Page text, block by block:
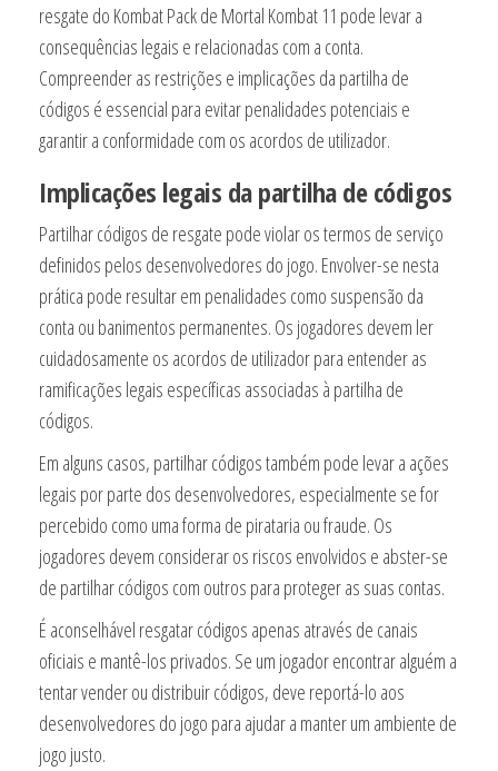
resgate do Kombat Pack de Mortal Kombat 11 pode levar a
consequências legais e relacionadas com a conta.
Compreender as restrições e implicações da partilha de
códigos é essencial para evitar penalidades potenciais e
garantir a conformidade com os acordos de utilizador.
Implicações legais da partilha de códigos
Partilhar códigos de resgate pode violar os termos de serviço
definidos pelos desenvolvedores do jogo. Envolver-se nesta
prática pode resultar em penalidades como suspensão da
conta ou banimentos permanentes. Os jogadores devem ler
cuidadosamente os acordos de utilizador para entender as
ramificações legais específicas associadas à partilha de
códigos.
Em alguns casos, partilhar códigos também pode levar a ações
legais por parte dos desenvolvedores, especialmente se for
percebido como uma forma de pirataria ou fraude. Os
jogadores devem considerar os riscos envolvidos e abster-se
de partilhar códigos com outros para proteger as suas contas.
É aconselhável resgatar códigos apenas através de canais
oficiais e mantê-los privados. Se um jogador encontrar alguém a
tentar vender ou distribuir códigos, deve reportá-lo aos
desenvolvedores do jogo para ajudar a manter um ambiente de
jogo justo.